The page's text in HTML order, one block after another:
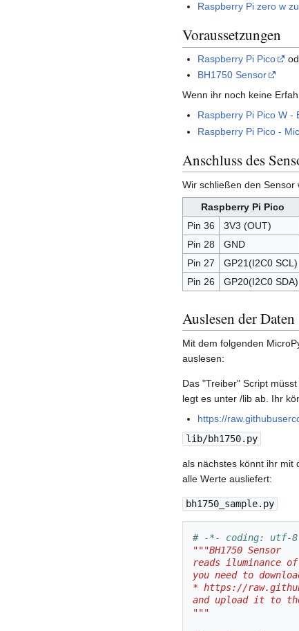
Raspberry Pi zero w
Voraussetzungen
Raspberry Pi Pico
BH1750 Sensor
Wenn ihr noch keine
Raspberry Pi Pico W -
Raspberry Pi Pico -
Anschluss des
Wir schließen den Sensor
Raspberry Pi Pico
Pin 36
3V3 (OUT)
Pin 28
GND
Pin 27
GP21(I2C0 SCL)
Pin 26
GP20(I2C0 SDA)
Auslesen der Daten
Mit dem folgenden
auslesen:
Das "Treiber" Script
legt es unter /lib ab. Ihr
https://
lib/bh1750.py
als nächstes könnt ihr mit
alle Werte ausliefert:
bh1750_sample.py
# -*- coding: utf-
"""BH1750 Sensor
reads iluminance of
you need to
* https://
and upload it to
"""